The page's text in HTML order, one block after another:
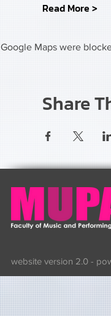
Read More >
Google Maps were
Share
website version 2.0 -